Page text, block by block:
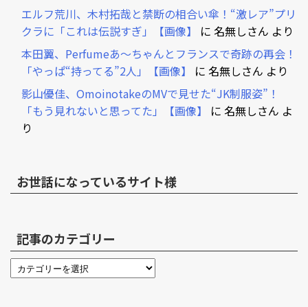
エルフ荒川、木村拓哉と禁断の相合い傘！“激レア”プリ
クラに「これは伝説すぎ」【画像】
に 名無しさん より
本田翼、Perfumeあ～ちゃんとフランスで奇跡の再会！
「やっぱ“持ってる”2人」【画像】
に 名無しさん より
影山優佳、OmoinotakeのMVで見せた“JK制服姿”！
「もう見れないと思ってた」【画像】
に 名無しさん よ
り
お世話になっているサイト様
記事のカテゴリー